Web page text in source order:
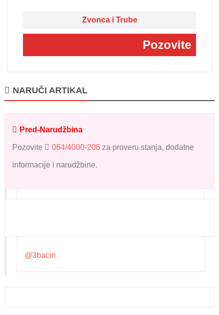
Zvonca i Trube
Pozovite
NARUČI ARTIKAL
Pred-Narudžbina
Pozovite 064/4000-206 za proveru stanja, dodatne
informacije i narudžbine.
@3bacin